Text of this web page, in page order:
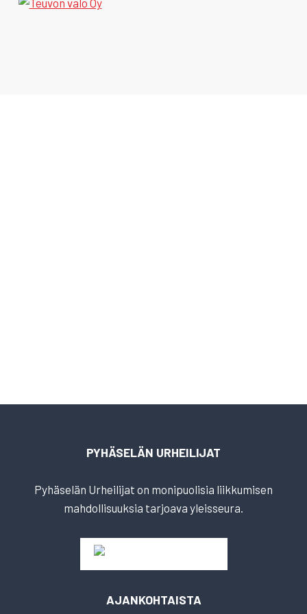
PYHÄSELÄN URHEILIJAT
Pyhäselän Urheilijat on monipuolisia liikkumisen
mahdollisuuksia tarjoava yleisseura.
AJANKOHTAISTA